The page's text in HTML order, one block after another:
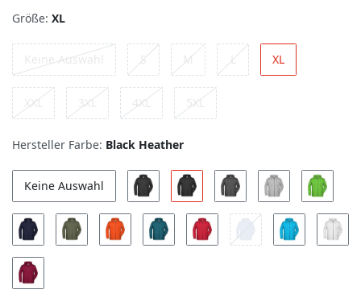
Größe: XL
Keine Auswahl S M L XL
XXL 3XL 4XL 5XL
Hersteller Farbe: Black Heather
Keine Auswahl